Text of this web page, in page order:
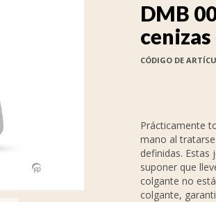
DMB
CÓDIGO DE
Prácticamente
mano al
definidas. Estas
suponer que
colgante no
colgante,